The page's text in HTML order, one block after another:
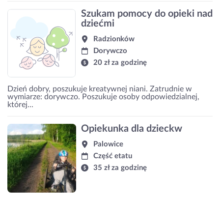
Szukam pomocy do opieki nad
dziećmi
Radzionków
Dorywczo
20 zł za godzinę
Dzień dobry, poszukuje kreatywnej niani. Zatrudnie w
wymiarze: dorywczo. Poszukuje osoby odpowiedzialnej,
której...
Opiekunka dla dzieckw
Palowice
Część etatu
35 zł za godzinę